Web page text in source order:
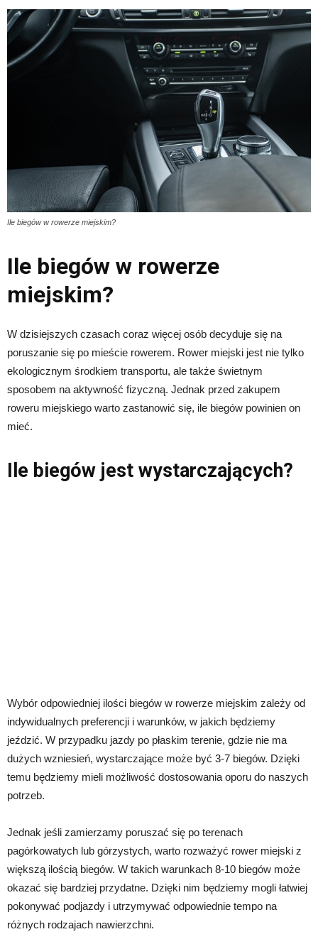
Ile biegów w rowerze miejskim?
Ile biegów w rowerze
miejskim?
W dzisiejszych czasach coraz więcej osób decyduje się na
poruszanie się po mieście rowerem. Rower miejski jest nie tylko
ekologicznym środkiem transportu, ale także świetnym
sposobem na aktywność fizyczną. Jednak przed zakupem
roweru miejskiego warto zastanowić się, ile biegów powinien on
mieć.
Ile biegów jest wystarczających?
Wybór odpowiedniej ilości biegów w rowerze miejskim zależy od
indywidualnych preferencji i warunków, w jakich będziemy
jeździć. W przypadku jazdy po płaskim terenie, gdzie nie ma
dużych wzniesień, wystarczające może być 3-7 biegów. Dzięki
temu będziemy mieli możliwość dostosowania oporu do naszych
potrzeb.
Jednak jeśli zamierzamy poruszać się po terenach
pagórkowatych lub górzystych, warto rozważyć rower miejski z
większą ilością biegów. W takich warunkach 8-10 biegów może
okazać się bardziej przydatne. Dzięki nim będziemy mogli łatwiej
pokonywać podjazdy i utrzymywać odpowiednie tempo na
różnych rodzajach nawierzchni.